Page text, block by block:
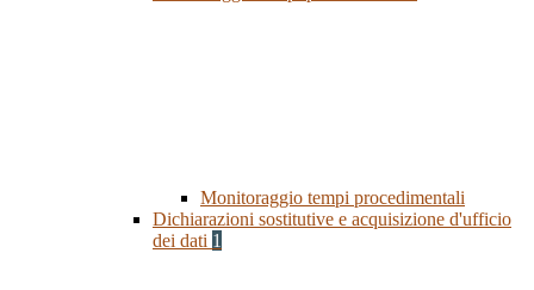
Monitoraggio tempi procedimentali
Dichiarazioni sostitutive e acquisizione d'ufficio
dei dati 1